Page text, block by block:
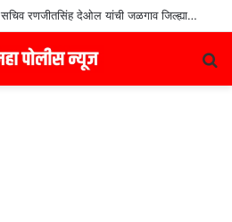
शालेय शिक्षण विभागाचे प्रधान सचिव रणजीतसिंह देओल यांची जळगाव जिल्ह्यातील शाळांना भेट